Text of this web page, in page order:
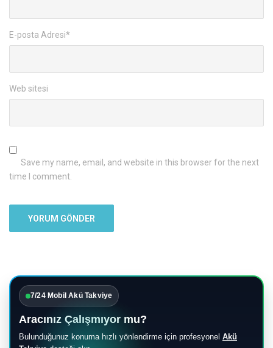
E-posta Adresi*
Web sitesi
Save my name, email, and website in this browser for the next
time I comment.
7/24 Mobil Akü Takviye
Aracınız Çalışmıyor mu?
Bulunduğunuz konuma hızlı yönlendirme için profesyonel Akü